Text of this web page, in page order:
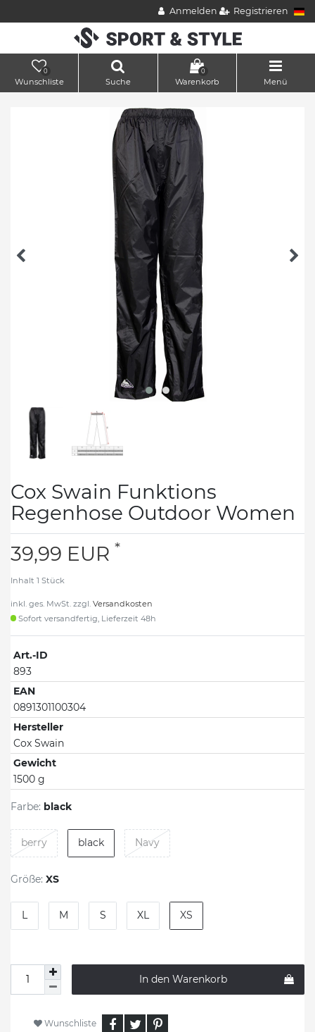
Anmelden Registrieren
0
Wunschliste Suche
0
Warenkorb Menü
Cox Swain Funktions
Regenhose Outdoor Women
39,99 EUR *
Inhalt 1 Stück
inkl. ges. MwSt. zzgl. Versandkosten
Sofort versandfertig, Lieferzeit 48h
Art.-ID
893
EAN
0891301100304
Hersteller
Cox Swain
Gewicht
1500 g
Farbe: black
berry black Navy
Größe: XS
L M S XL XS
In den Warenkorb
Wunschliste